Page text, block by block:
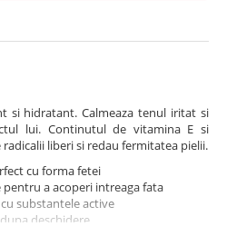
si hidratant. Calmeaza tenul iritat si
lui. Continutul de vitamina E si
liberi si redau fermitatea pielii.
cu forma fetei
a acoperi intreaga fata
substantele active
deschidere